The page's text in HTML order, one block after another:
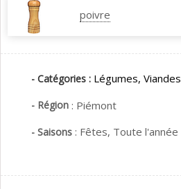
poivre
- Catégories : Légumes, Viandes
- Région : Piémont
- Saisons : Fêtes, Toute l'année